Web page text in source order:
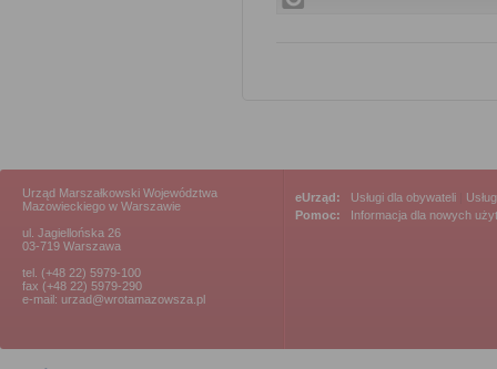
Urząd Marszałkowski Województwa
Mazowieckiego w Warszawie
ul. Jagiellońska 26
03-719 Warszawa
tel. (+48 22) 5979-100
fax (+48 22) 5979-290
e-mail: urzad@wrotamazowsza.pl
eUrząd: Usługi dla obywateli
Pomoc:
Informacja dla nowych